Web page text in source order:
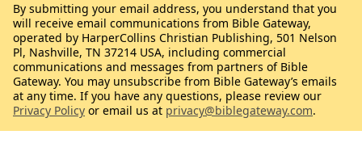
By submitting your email address, you understand that you
will receive email communications from Bible Gateway,
operated by HarperCollins Christian Publishing, 501 Nelson
Pl, Nashville, TN 37214 USA, including commercial
communications and messages from partners of Bible
Gateway. You may unsubscribe from Bible Gateway’s emails
at any time. If you have any questions, please review our
Privacy Policy or email us at privacy@biblegateway.com.